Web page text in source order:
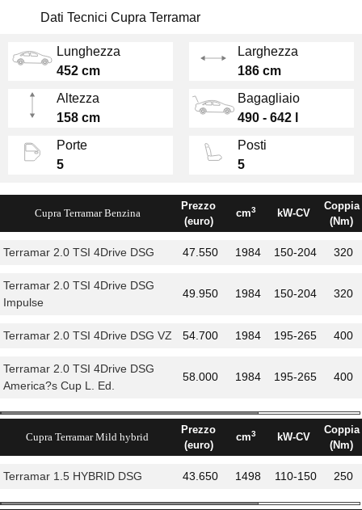
una potenza che può superare i 300 CV,
assicurando prestazioni sportive tipiche di
Cupra, insieme a un’autonomia elettrica di
emissioni zero. Inoltre, è disponibile anche
con motorizzazioni a benzina tradizionali.
Gli
della Cupra Terramar sono
sportivi avvolgenti e un ambiente
tecnologicamente avanzato. Il sistema di
CarPlay e Android Auto, e una strumentazione
digitale completamente configurabile. Le
generazione, come il cruise control adattivo e
il parcheggio automatico, rendono la Terramar
un veicolo all'avanguardia dal punto di vista
Dati Tecnici Cupra Terramar
Lunghezza
452 cm
Larghezza
186 cm
Altezza
158 cm
Bagagliaio
490 - 642 l
Porte
5
Posti
5
Cupra Terramar Benzina
Prezzo
(euro)
cm3 kW-CV
Coppia
(Nm)
Terramar 2.0 TSI 4Drive DSG 47.550 1984 150-204 320
Terramar 2.0 TSI 4Drive DSG
Impulse
49.950 1984 150-204 320
Terramar 2.0 TSI 4Drive DSG VZ 54.700 1984 195-265 400
Terramar 2.0 TSI 4Drive DSG
America?s Cup L. Ed.
58.000 1984 195-265 400
Cupra Terramar Mild hybrid
Prezzo
(euro)
cm3 kW-CV
Coppia
(Nm)
Terramar 1.5 HYBRID DSG 43.650 1498 110-150 250